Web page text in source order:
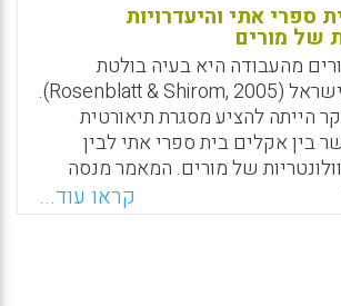
ספרי אתי והיעדרויות
של מורים
מהעבודה היא בעיה בולטת
במערכת בישראל (Rosenblatt & Shirom, 2005).
הייתה להציע מסגרת תיאורטית
בין אקלים בית ספרי אתי לבין
של מורים. המאמר מנסה
זה תוך שימוש במושג "מחויבות
המחקר הנוכחי התמקד בהיבט
קראו עוד...